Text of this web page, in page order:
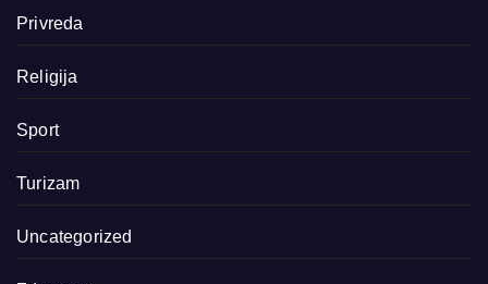
Privreda
Religija
Sport
Turizam
Uncategorized